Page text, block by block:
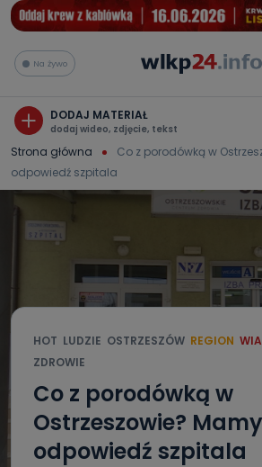
Na żywo
DODAJ MATERIAŁ
dodaj wideo, zdjęcie, tekst
Strona główna
Co z porodówką w
odpowiedź szpitala
HOT LUDZIE OSTRZESZÓW REGION
ZDROWIE
Co z porodówką w
Ostrzeszowie? Mamy
odpowiedź szpitala